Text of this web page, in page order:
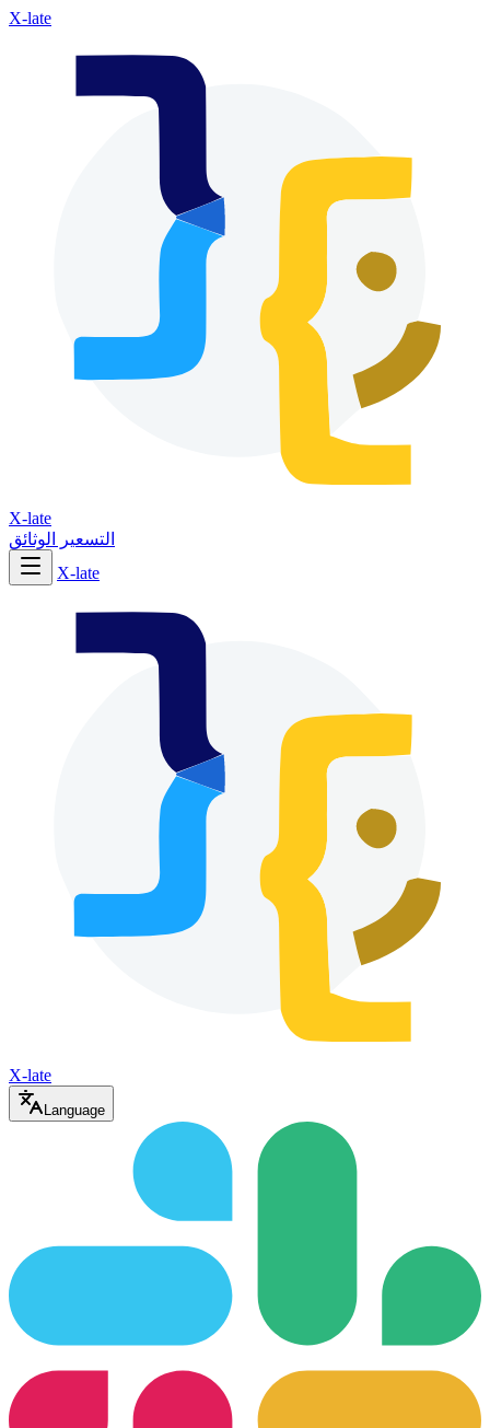
X-late
X-late
التسعير
الوثائق
X-late
X-late
Language